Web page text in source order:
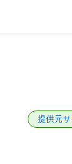
提供元